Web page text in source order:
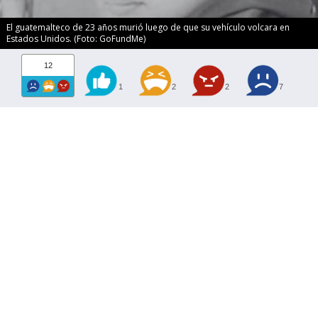
El guatemalteco de 23 años murió luego de que su vehículo volcara en
Estados Unidos. (Foto: GoFundMe)
12
1 2 2 7